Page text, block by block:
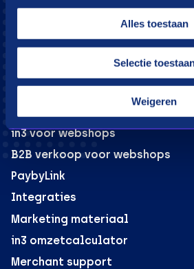
Alles toestaan
Selectie
Weigeren
Download app
Moeite met betalen?
in3 voor webshops
B2B verkoop voor webshops
PaybyLink
Integraties
Marketing materiaal
in3 omzetcalculator
Merchant support